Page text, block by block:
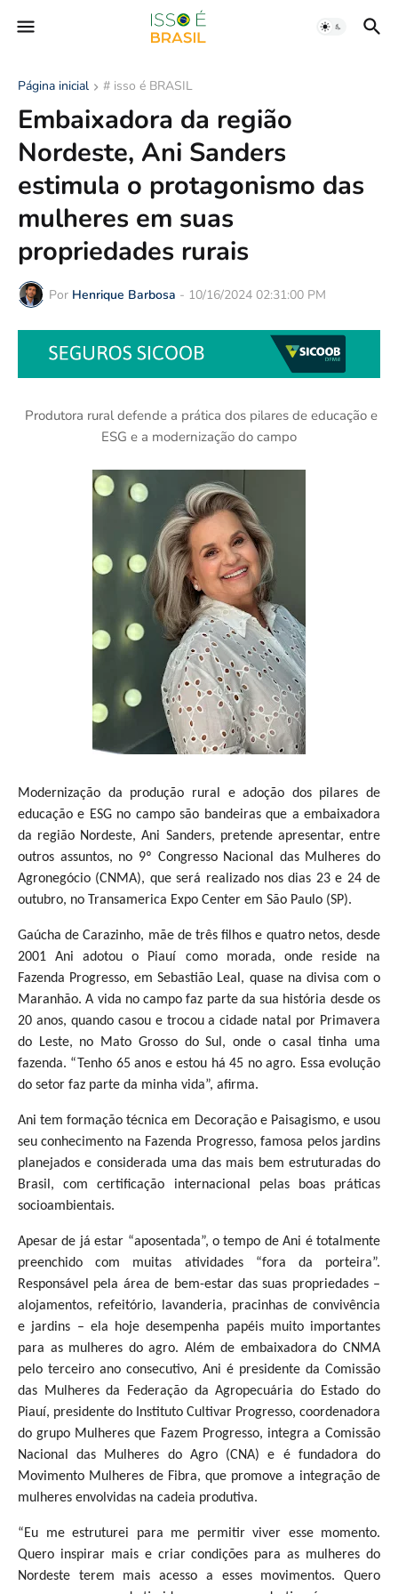
Página inicial # isso é BRASIL
Embaixadora da região
Nordeste, Ani Sanders
estimula o protagonismo das
mulheres em suas
propriedades rurais
Por Henrique Barbosa - 10/16/2024 02:31:00 PM
Produtora rural defende a prática dos pilares de educação e
ESG e a modernização do campo
Modernização da produção rural e adoção dos pilares de
educação e ESG no campo são bandeiras que a embaixadora
da região Nordeste, Ani Sanders, pretende apresentar, entre
outros assuntos, no 9º Congresso Nacional das Mulheres do
Agronegócio (CNMA), que será realizado nos dias 23 e 24 de
outubro, no Transamerica Expo Center em São Paulo (SP).
Gaúcha de Carazinho, mãe de três filhos e quatro netos, desde
2001 Ani adotou o Piauí como morada, onde reside na
Fazenda Progresso, em Sebastião Leal, quase na divisa com o
Maranhão. A vida no campo faz parte da sua história desde os
20 anos, quando casou e trocou a cidade natal por Primavera
do Leste, no Mato Grosso do Sul, onde o casal tinha uma
fazenda. “Tenho 65 anos e estou há 45 no agro. Essa evolução
do setor faz parte da minha vida”, afirma.
Ani tem formação técnica em Decoração e Paisagismo, e usou
seu conhecimento na Fazenda Progresso, famosa pelos jardins
planejados e considerada uma das mais bem estruturadas do
Brasil, com certificação internacional pelas boas práticas
socioambientais.
Apesar de já estar “aposentada”, o tempo de Ani é totalmente
preenchido com muitas atividades “fora da porteira”.
Responsável pela área de bem-estar das suas propriedades –
alojamentos, refeitório, lavanderia, pracinhas de convivência
e jardins – ela hoje desempenha papéis muito importantes
para as mulheres do agro. Além de embaixadora do CNMA
pelo terceiro ano consecutivo, Ani é presidente da Comissão
das Mulheres da Federação da Agropecuária do Estado do
Piauí, presidente do Instituto Cultivar Progresso, coordenadora
do grupo Mulheres que Fazem Progresso, integra a Comissão
Nacional das Mulheres do Agro (CNA) e é fundadora do
Movimento Mulheres de Fibra, que promove a integração de
mulheres envolvidas na cadeia produtiva.
“Eu me estruturei para me permitir viver esse momento.
Quero inspirar mais e criar condições para as mulheres do
Nordeste terem mais acesso a esses movimentos. Quero